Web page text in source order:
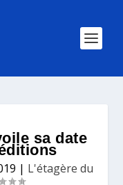
sa date
| L'étagère du